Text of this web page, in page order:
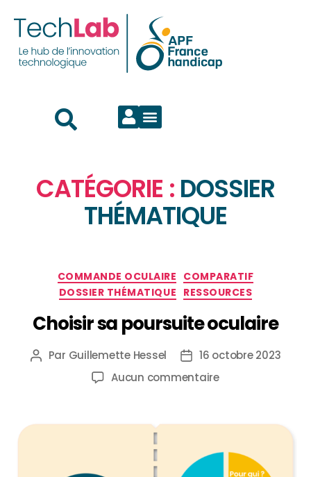
CATÉGORIE : DOSSIER
THÉMATIQUE
COMMANDE OCULAIRE COMPARATIF
DOSSIER THÉMATIQUE RESSOURCES
Choisir sa poursuite oculaire
Par Guillemette Hessel
16 octobre 2023
Aucun commentaire